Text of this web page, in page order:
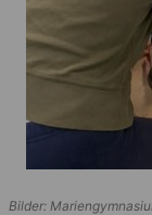
Bilder: